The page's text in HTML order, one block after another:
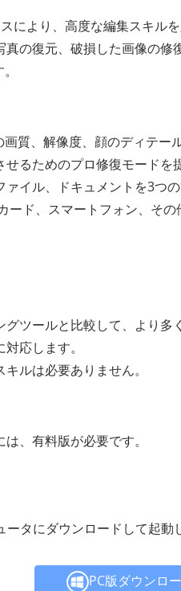
により、高度な編集スキル
真の復元、破損した画像の
質、解像度、顔のディテー
るためのプロ修復モードを
イル、ドキュメントを3つ
ード、スマートフォン、そ
ツールと比較して、より多
応します。
ルは必要ありません。
、有料版が必要です。
タにダウンロードして起動
PC版ダウンロ